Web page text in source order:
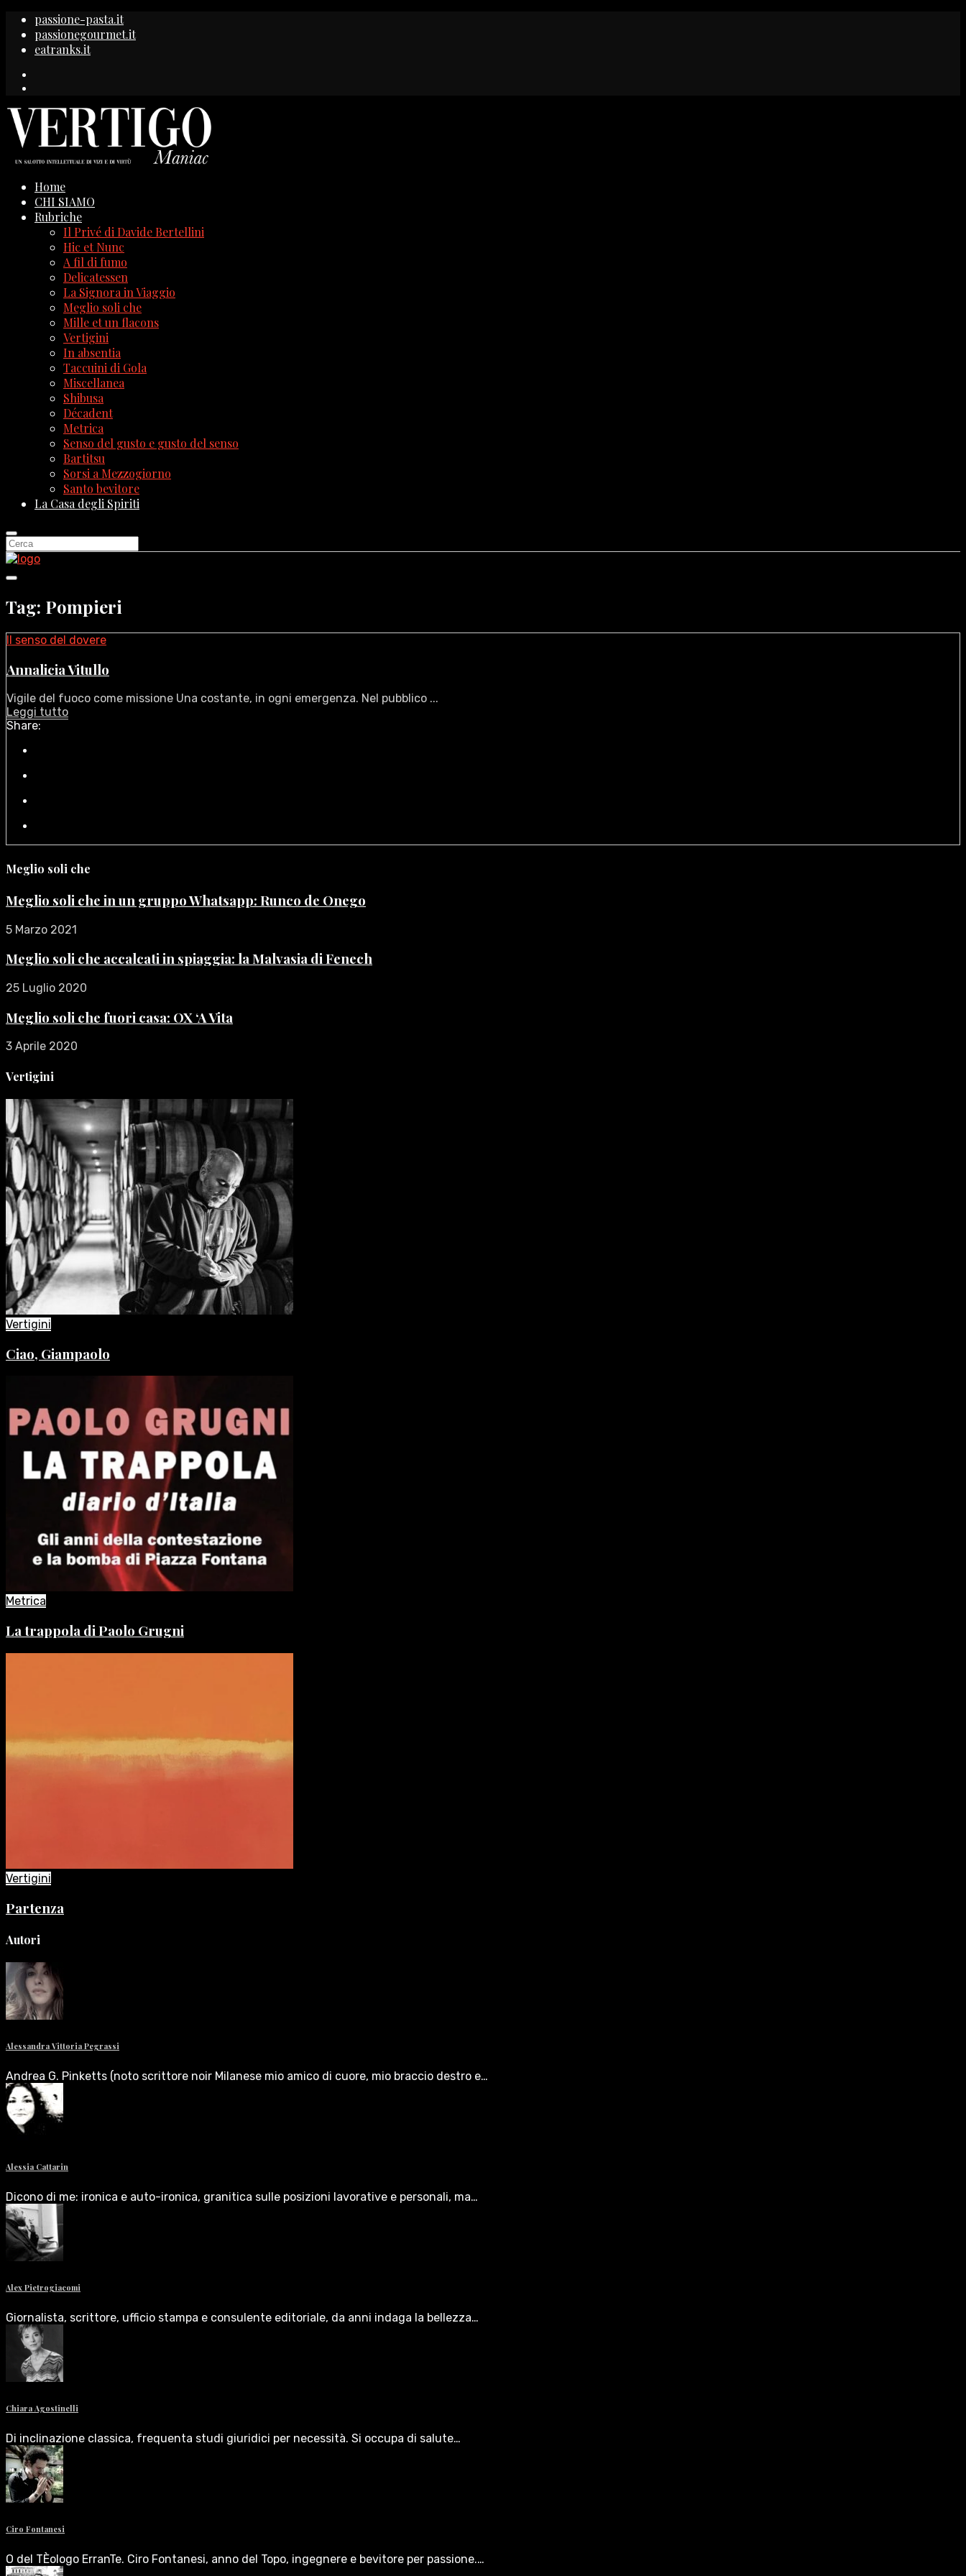
passione-pasta.it
passionegourmet.it
eatranks.it
Home
CHI SIAMO
Rubriche
Il Privé di Davide Bertellini
Hic et Nunc
A fil di fumo
Delicatessen
La Signora in Viaggio
Meglio soli che
Mille et un flacons
Vertigini
In absentia
Taccuini di Gola
Miscellanea
Shibusa
Décadent
Metrica
Senso del gusto e gusto del senso
Bartitsu
Sorsi a Mezzogiorno
Santo bevitore
La Casa degli Spiriti
Tag: Pompieri
Il senso del dovere
Annalicia Vitullo
Vigile del fuoco come missione Una costante, in ogni emergenza. Nel pubblico ...
Leggi tutto
Share:
Meglio soli che
Meglio soli che in un gruppo Whatsapp: Runco de Onego
5 Marzo 2021
Meglio soli che accalcati in spiaggia: la Malvasia di Fenech
25 Luglio 2020
Meglio soli che fuori casa: OX ‘A Vita
3 Aprile 2020
Vertigini
Vertigini
Ciao, Giampaolo
Metrica
La trappola di Paolo Grugni
Vertigini
Partenza
Autori
Alessandra Vittoria Pegrassi
Andrea G. Pinketts (noto scrittore noir Milanese mio amico di cuore, mio braccio destro e…
Alessia Cattarin
Dicono di me: ironica e auto-ironica, granitica sulle posizioni lavorative e personali, ma…
Alex Pietrogiacomi
Giornalista, scrittore, ufficio stampa e consulente editoriale, da anni indaga la bellezza…
Chiara Agostinelli
Di inclinazione classica, frequenta studi giuridici per necessità. Si occupa di salute…
Ciro Fontanesi
O del TÈologo ErranTe. Ciro Fontanesi, anno del Topo, ingegnere e bevitore per passione.…